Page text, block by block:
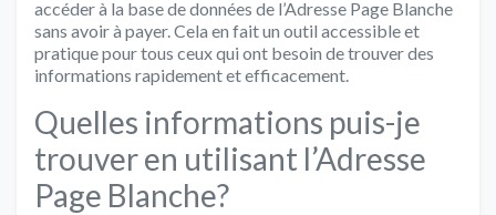
accéder à la base de données de l’Adresse Page Blanche
sans avoir à payer. Cela en fait un outil accessible et
pratique pour tous ceux qui ont besoin de trouver des
informations rapidement et efficacement.
Quelles informations puis-je
trouver en utilisant l’Adresse
Page Blanche?